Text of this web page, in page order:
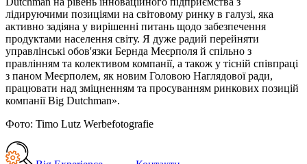
лідируючими позиціями на світовому ринку в галузі, яка
активно задіяна у вирішенні питань щодо забезпечення
продуктами населення світу. Я дуже радий перейняти
управлінські обов'язки Бернда Меєрполя й спільно з
правлінням та колективом компанії, а також у тісній співпраці
з паном Меєрполем, як новим Головою Наглядової ради,
працювати над зміцненням та просуванням ринкових позицій
компанії Big Dutchman».
Фото: Timo Lutz Werbefotografie